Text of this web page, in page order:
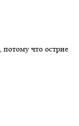
что острие